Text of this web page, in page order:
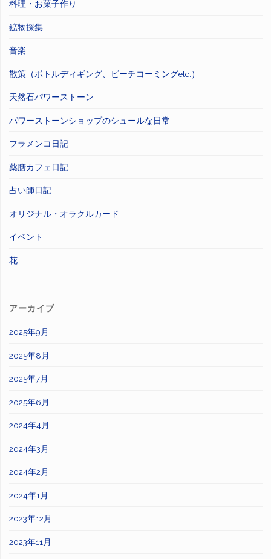
料理・お菓子作り
鉱物採集
音楽
散策（ボトルディギング、ビーチコーミングetc.）
天然石パワーストーン
パワーストーンショップのシュールな日常
フラメンコ日記
薬膳カフェ日記
占い師日記
オリジナル・オラクルカード
イベント
花
アーカイブ
2025年9月
2025年8月
2025年7月
2025年6月
2024年4月
2024年3月
2024年2月
2024年1月
2023年12月
2023年11月